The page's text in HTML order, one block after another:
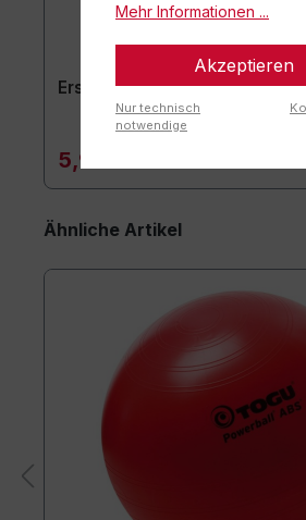
Ersatzstöpsel 2er-Set
5,90 €*
Ähnliche Artikel
Mehr Informationen ...
Akzeptieren
Nur technisch
notwendige